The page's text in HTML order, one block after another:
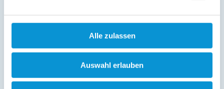
Alle zulassen
Auswahl erlauben
DVD-Filme, Bücher, CD-Radio, Föhn und für die kleinsten